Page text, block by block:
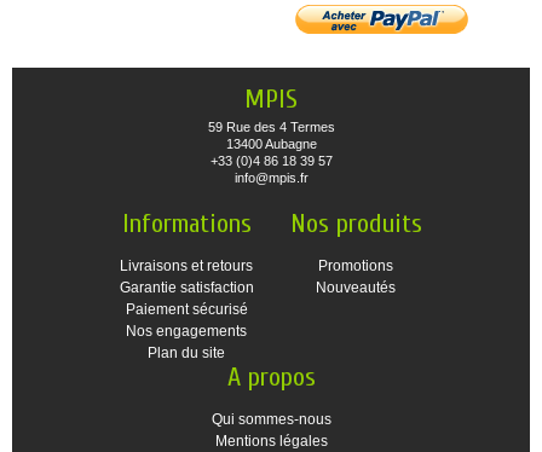
MPIS
59 Rue des 4 Termes
13400 Aubagne
+33 (0)4 86 18 39 57
info@mpis.fr
Informations
Livraisons et retours
Garantie satisfaction
Paiement sécurisé
Nos engagements
Plan du site
Nos produits
Promotions
Nouveautés
A propos
Qui sommes-nous
Mentions légales